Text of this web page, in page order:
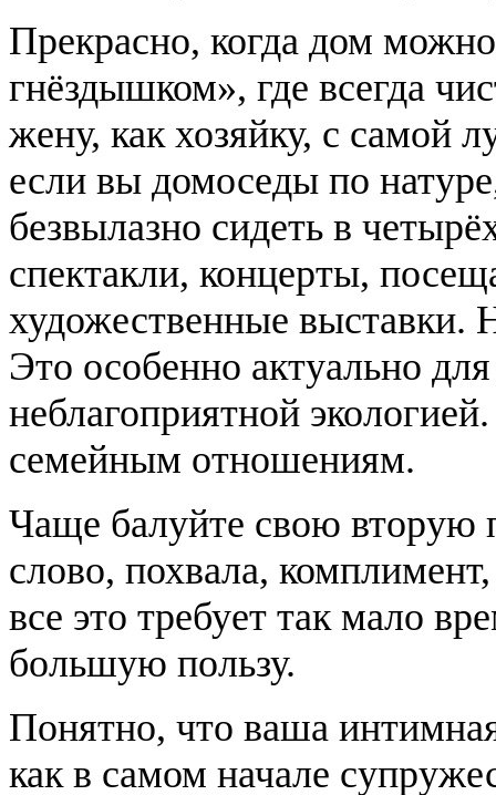
Прекрасно, когда дом
гнёздышком», где всегда
жену, как хозяйку, с самой
если вы домоседы по
безвылазно сидеть в
спектакли, концерты,
художественные выставки.
Это особенно актуально
неблагоприятной
семейным отношениям.
Чаще балуйте свою вторую
слово, похвала,
все это требует так мало
большую пользу.
Понятно, что ваша
как в самом начале